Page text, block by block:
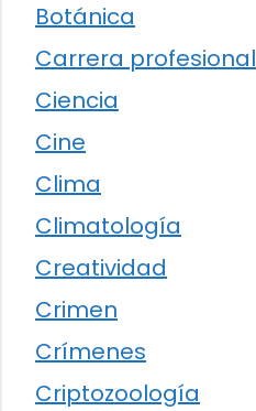
Botánica
Carrera profesional
Ciencia
Cine
Clima
Climatología
Creatividad
Crimen
Crímenes
Criptozoología